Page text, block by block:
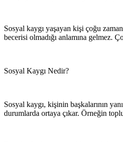
Sosyal kaygı yaşayan kişi çoğu
becerisi olmadığı anlamına gelmez.
Sosyal Kaygı Nedir?
Sosyal kaygı, kişinin başkalarının
durumlarda ortaya çıkar. Örneğin